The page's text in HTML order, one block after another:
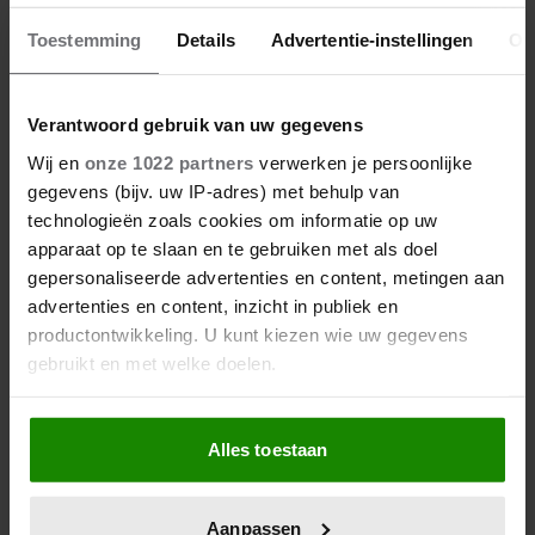
Toestemming Details Advertentie-instellingen
Verantwoord gebruik van uw gegevens
Wij en onze 1022 partners verwerken je persoonlijke
gegevens (bijv. uw IP-adres) met behulp van
technologieën zoals cookies om informatie op uw
apparaat op te slaan en te gebruiken met als doel
gepersonaliseerde advertenties en content, metingen aan
advertenties en content, inzicht in publiek en
productontwikkeling. U kunt kiezen wie uw gegevens
gebruikt en met welke doelen.
Als u het toestaat, willen we ook graag:
Informatie verzamelen over uw geografische
locatie, die tot een paar meter nauwkeurig kan zijn
Alles toestaan
Aanpassen
1 augustus 2026
DIT IS DE FAVORIETE
ZOMERVAKANTIEPLEK VAN DE
BELGISCHE KONINKLIJKE
FAMILIE